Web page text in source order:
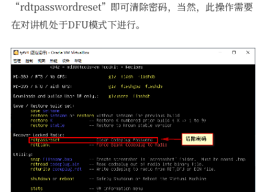
“rdtpasswordreset”即可清除密码，当然，此操作需要
在对讲机处于DFU模式下进行。